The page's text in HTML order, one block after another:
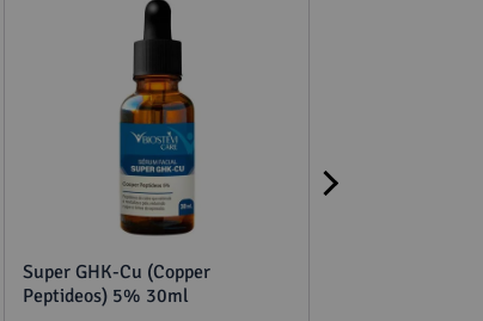
Super GHK-Cu (Copper
Peptideos) 5% 30ml